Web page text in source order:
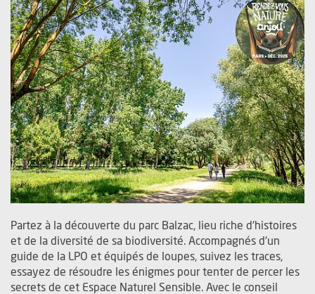
Partez à la découverte du parc Balzac, lieu riche d'histoires
et de la diversité de sa biodiversité. Accompagnés d'un
guide de la LPO et équipés de loupes, suivez les traces,
essayez de résoudre les énigmes pour tenter de percer les
secrets de cet Espace Naturel Sensible. Avec le conseil